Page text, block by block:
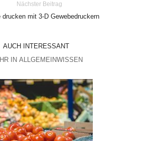
Nächster Beitrag
drucken mit 3-D Gewebedruckern
AUCH INTERESSANT
IN ALLGEMEINWISSEN